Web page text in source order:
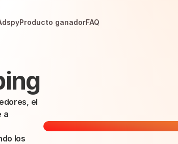
Producto ganadorFAQ
el
a
los